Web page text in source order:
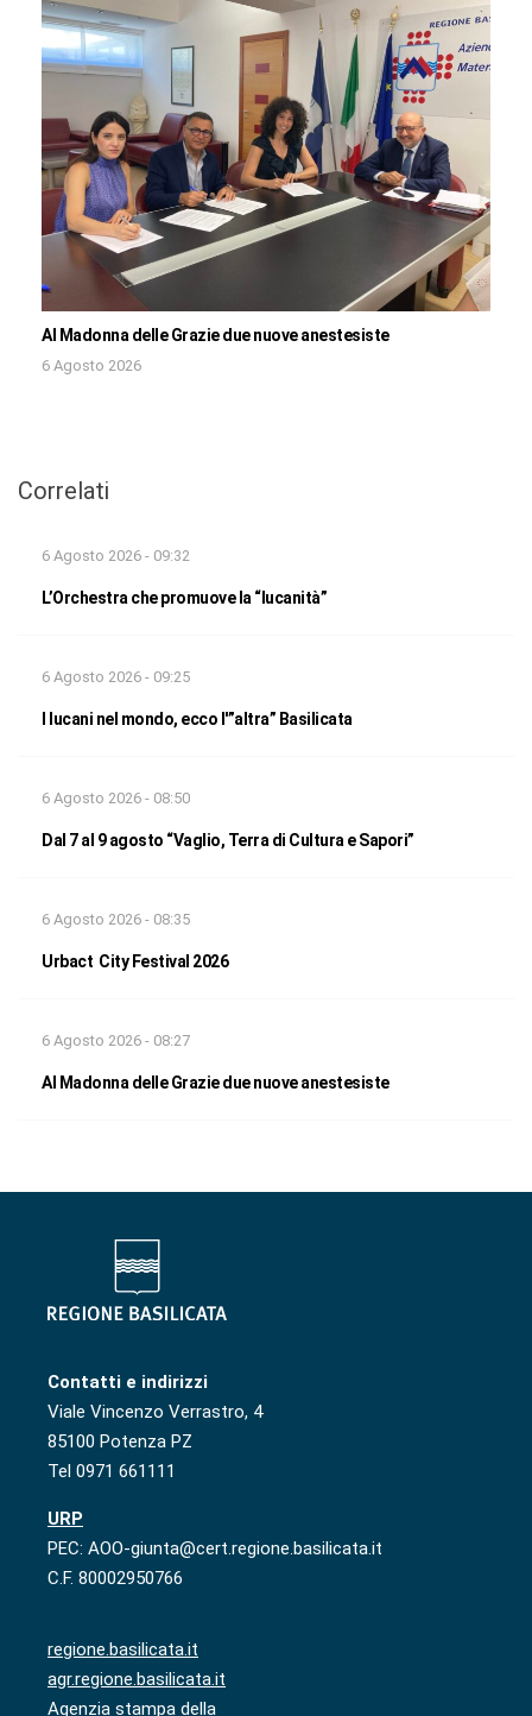
Al Madonna delle Grazie due nuove anestesiste
6 Agosto 2026
Correlati
6 Agosto 2026 - 09:32
L’Orchestra che promuove la “lucanità”
6 Agosto 2026 - 09:25
I lucani nel mondo, ecco l'”altra” Basilicata
6 Agosto 2026 - 08:50
Dal 7 al 9 agosto “Vaglio, Terra di Cultura e Sapori”
6 Agosto 2026 - 08:35
Urbact City Festival 2026
6 Agosto 2026 - 08:27
Al Madonna delle Grazie due nuove anestesiste
Contatti e indirizzi
Viale Vincenzo Verrastro, 4
85100 Potenza PZ
Tel 0971 661111
URP
PEC: AOO-giunta@cert.regione.basilicata.it
C.F. 80002950766
regione.basilicata.it
agr.regione.basilicata.it
Agenzia stampa della